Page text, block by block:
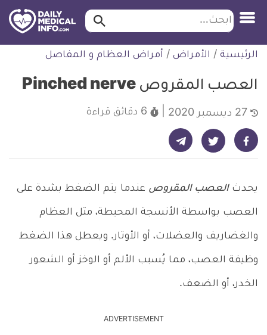
التخطي
للمحتوى
طبية
ابحث ابحث…
الرئيسية / الأمراض / أمراض العظام و المفاصل
العصب المقروص Pinched nerve
6 دقائق قراءة
شارك على فيسبوك - ديلي ميديكال انفو شارك على تويتر - ديلي ميديكال انفو شارك على تيليجرام - ديلي ميديكال انفو
يحدثالعصب المقروص عندما يتم الضغط بشدة على
العصب بواسطة الأنسجة المحيطة، مثل العظام
والغضاريف والعضلات، أو الأوتار. ويعطل هذا الضغط
وظيفة العصب، مما يُسبب الألم أو الوخز أو الشعور
الخدر، أو الضعف.
ADVERTISEMENT